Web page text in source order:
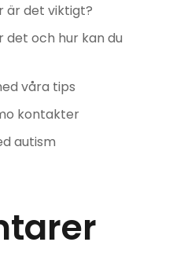
är det viktigt?
det och hur kan du
våra tips
kontakter
autism